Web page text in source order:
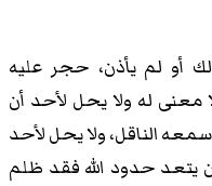
أو لم يأذن، حجر عليه
معنى له ولا يحل لأحد أن
الناقل، ولا يحل لأحد
يتعد حدود الله فقد ظلم